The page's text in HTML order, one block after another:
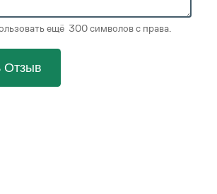
ещё 300 символов с права.
Отзыв